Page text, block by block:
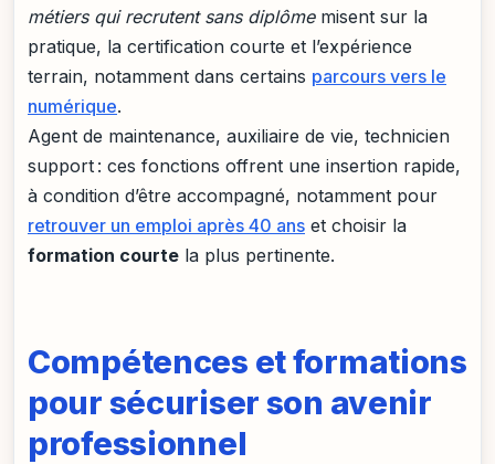
métiers qui recrutent sans diplômemisent sur la
pratique, la certification courte et l’expérience
terrain, notamment dans certains parcours vers le
numérique.
Agent de maintenance, auxiliaire de vie, technicien
support : ces fonctions offrent une insertion rapide,
à condition d’être accompagné, notamment pour
retrouver un emploi après 40 ans et choisir la
formation courte la plus pertinente.
Compétences et formations
pour sécuriser son avenir
professionnel